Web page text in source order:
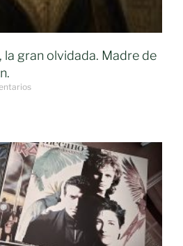
la gran olvidada. Madre de